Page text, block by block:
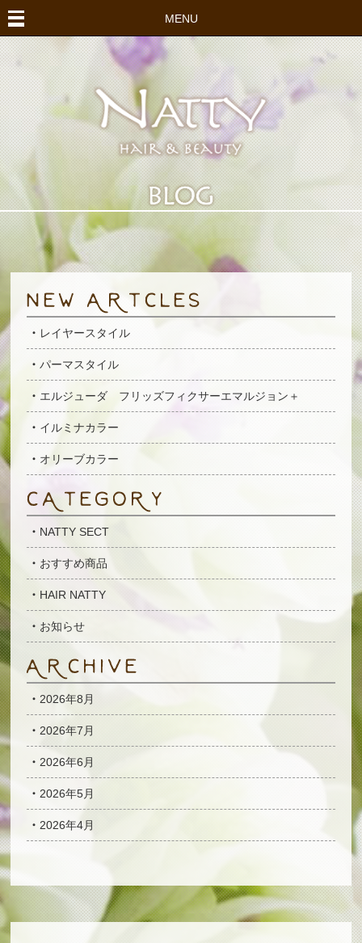
MENU
レイヤースタイル
パーマスタイル
エルジューダ フリッズフィクサーエマルジョン＋
イルミナカラー
オリーブカラー
NATTY SECT
おすすめ商品
HAIR NATTY
お知らせ
2026年8月
2026年7月
2026年6月
2026年5月
2026年4月